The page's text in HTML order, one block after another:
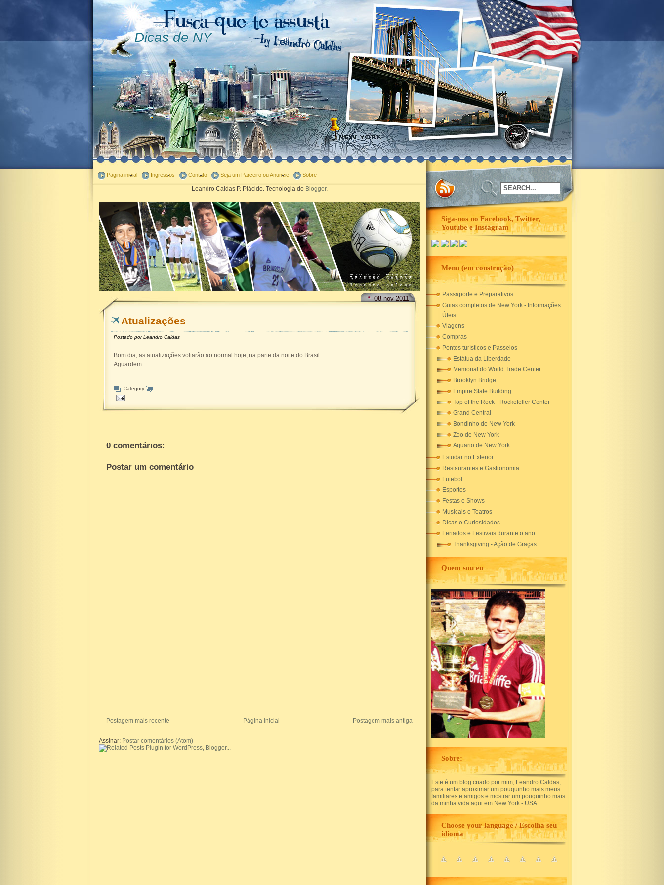
Dicas de NY
Pagina inicial Ingressos Contato Seja um Parceiro ou Anuncie Sobre
Leandro Caldas P. Plácido. Tecnologia do Blogger.
08nov2011
Atualizações
Postado porLeandro Caldas
Bom dia, as atualizações voltarão ao normal hoje, na parte da noite do Brasil.
Aguardem...
Category:
0 comentários:
Postar um comentário
Postagem mais recente Postagem mais antiga
Página inicial
Assinar: Postar comentários (Atom)
Siga-nos no Facebook, Twitter,
Youtube e Instagram
Menu (em construção)
Passaporte e Preparativos
Guias completos de New York - Informações
Úteis
Viagens
Compras
Pontos turísticos e Passeios
Estátua da Liberdade
Memorial do World Trade Center
Brooklyn Bridge
Empire State Building
Top of the Rock - Rockefeller Center
Grand Central
Bondinho de New York
Zoo de New York
Aquário de New York
Estudar no Exterior
Restaurantes e Gastronomia
Futebol
Esportes
Festas e Shows
Musicais e Teatros
Dicas e Curiosidades
Feriados e Festivais durante o ano
Thanksgiving - Ação de Graças
Quem sou eu
Sobre:
Este é um blog criado por mim, Leandro Caldas,
para tentar aproximar um pouquinho mais meus
familiares e amigos e mostrar um pouquinho mais
da minha vida aqui em New York - USA.
Choose your language / Escolha seu
idioma